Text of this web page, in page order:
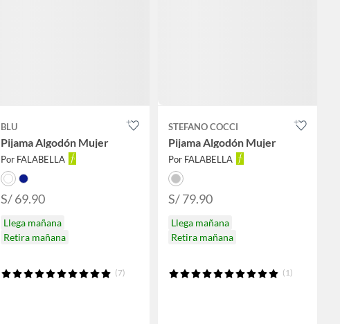
BLU
Pijama Algodón Mujer
Por FALABELLA
S/ 69.90
Llega mañana
Retira mañana
(7)
STEFANO COCCI
Pijama Algodón Mujer
Por FALABELLA
S/ 79.90
Llega mañana
Retira mañana
(1)